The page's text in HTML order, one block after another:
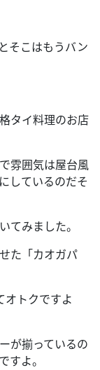
そこはもうバン
タイ料理のお店
雰囲気は屋台風
しているのだそ
てみました。
た「カオガパ
オトクですよ
が揃っているの
すよ。